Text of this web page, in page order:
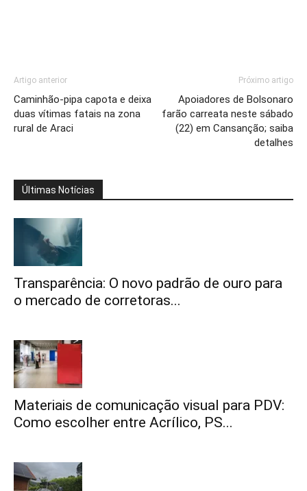
Artigo anterior
Caminhão-pipa capota e deixa
duas vítimas fatais na zona
rural de Araci
Próximo artigo
Apoiadores de Bolsonaro
farão carreata neste sábado
(22) em Cansanção; saiba
detalhes
Últimas Notícias
Transparência: O novo padrão de ouro para
o mercado de corretoras...
Materiais de comunicação visual para PDV:
Como escolher entre Acrílico, PS...